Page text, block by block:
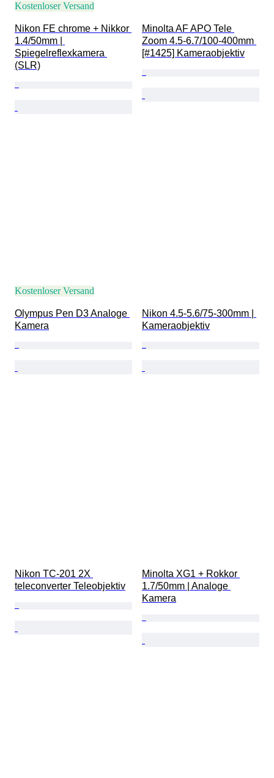
Kostenloser Versand
Nikon FE chrome + Nikkor
1.4/50mm |
Spiegelreflexkamera
(SLR)
Minolta AF APO Tele
Zoom 4.5-6.7/100-400mm
[#1425] Kameraobjektiv
Kostenloser Versand
Olympus Pen D3 Analoge
Kamera
Nikon 4.5-5.6/75-300mm |
Kameraobjektiv
Nikon TC-201 2X
teleconverter Teleobjektiv
Minolta XG1 + Rokkor
1.7/50mm | Analoge
Kamera